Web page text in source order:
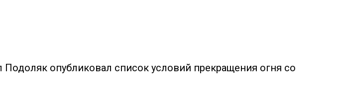
опубликовал список условий прекращения огня со